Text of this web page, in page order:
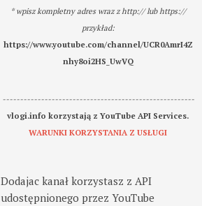
* wpisz kompletny adres wraz z http:// lub https://
przykład:
https://www.youtube.com/channel/UCR0AmrI4Z
nhy8oi2HS_UwVQ
-------------------------------------------------------
vlogi.info korzystają z YouTube API Services.
WARUNKI KORZYSTANIA Z USŁUGI
Dodajac kanał korzystasz z API
udostępnionego przez YouTube